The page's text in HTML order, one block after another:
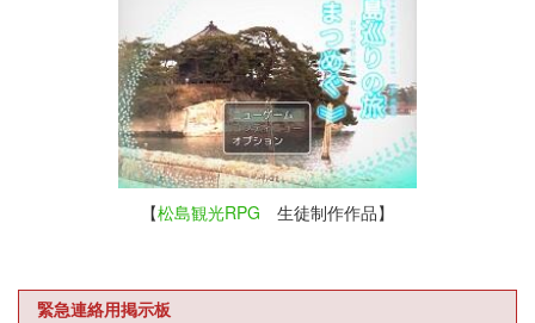
【松島観光RPG 生徒制作作品】
緊急連絡用掲示板